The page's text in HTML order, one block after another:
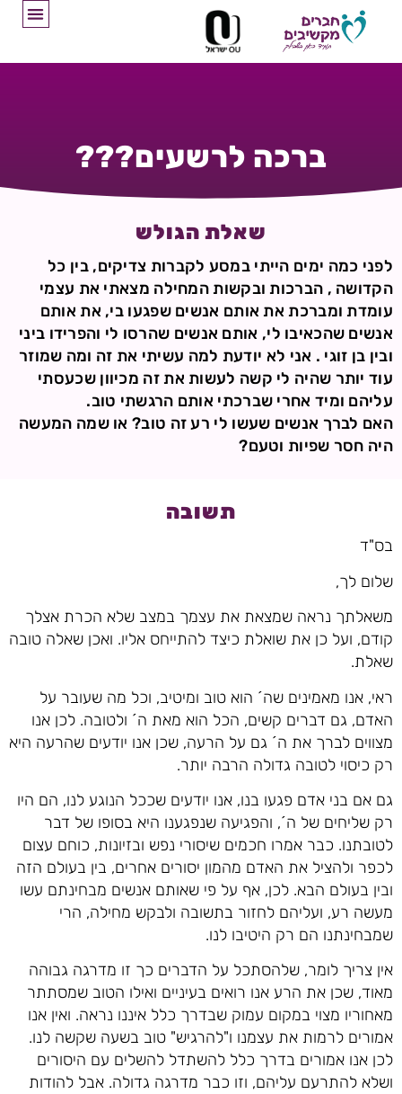
ברכה לרשעים???
שאלת הגולש
לפני כמה ימים הייתי במסע לקברות צדיקים, בין כל
הקדושה , הברכות ובקשות המחילה מצאתי את עצמי
עומדת ומברכת את אותם אנשים שפגעו בי, את אותם
אנשים שהכאיבו לי, אותם אנשים שהרסו לי והפרידו ביני
ובין בן זוגי . אני לא יודעת למה עשיתי את זה ומה שמוזר
עוד יותר שהיה לי קשה לעשות את זה מכיוון שכעסתי
עליהם ומיד אחרי שברכתי אותם הרגשתי טוב.
האם לברך אנשים שעשו לי רע זה טוב? או שמה המעשה
היה חסר שפיות וטעם?
תשובה
בס"ד
שלום לך,
משאלתך נראה שמצאת את עצמך במצב שלא הכרת אצלך
קודם, ועל כן את שואלת כיצד להתייחס אליו. ואכן שאלה טובה
שאלת.
ראי, אנו מאמינים שה´ הוא טוב ומיטיב, וכל מה שעובר על
האדם, גם דברים קשים, הכל הוא מאת ה´ ולטובה. לכן אנו
מצווים לברך את ה´ גם על הרעה, שכן אנו יודעים שהרעה היא
רק כיסוי לטובה גדולה הרבה יותר.
גם אם בני אדם פגעו בנו, אנו יודעים שככל הנוגע לנו, הם היו
רק שליחים של ה´, והפגיעה שנפגענו היא בסופו של דבר
לטובתנו. כבר אמרו חכמים שיסורי נפש ובזיונות, כוחם עצום
לכפר ולהציל את האדם מהמון יסורים אחרים, בין בעולם הזה
ובין בעולם הבא. לכן, אף על פי שאותם אנשים מבחינתם עשו
מעשה רע, ועליהם לחזור בתשובה ולבקש מחילה, הרי
שמבחינתנו הם רק היטיבו לנו.
אין צריך לומר, שלהסתכל על הדברים כך זו מדרגה גבוהה
מאוד, שכן את הרע אנו רואים בעיניים ואילו הטוב שמסתתר
מאחוריו מצוי במקום עמוק שבדרך כלל איננו נראה. ואין אנו
אמורים לרמות את עצמנו ו"להרגיש" טוב בשעה שקשה לנו.
לכן אנו אמורים בדרך כלל להשתדל להשלים עם היסורים
ושלא להתרעם עליהם, וזו כבר מדרגה גדולה. אבל להודות